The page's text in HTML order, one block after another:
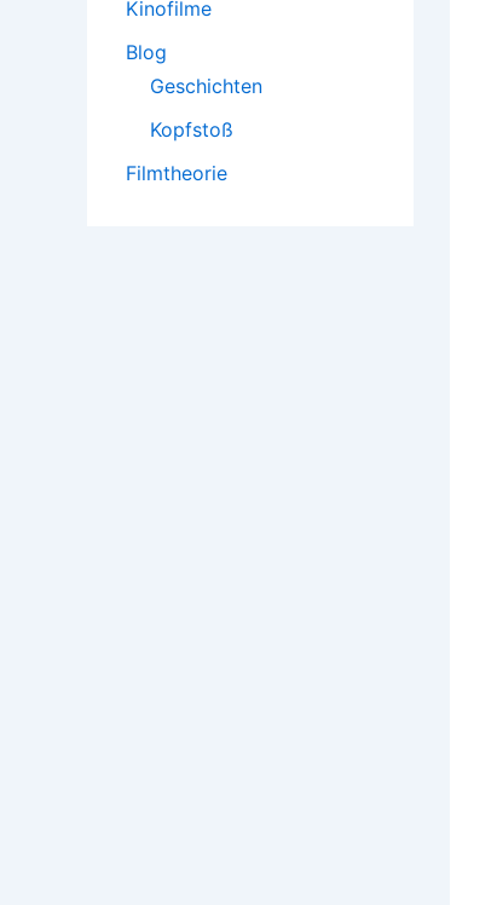
Kinofilme
Blog
Geschichten
Kopfstoß
Filmtheorie